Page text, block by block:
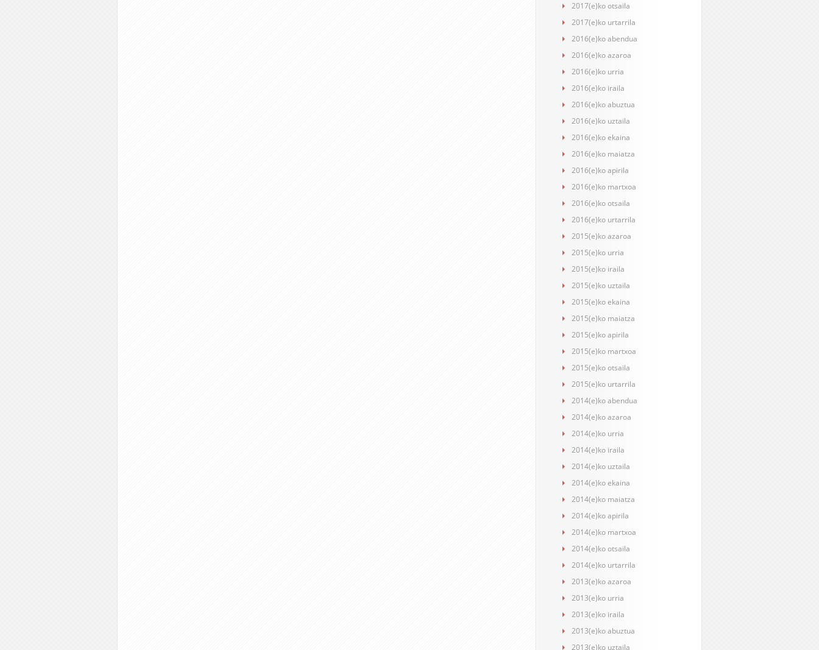
2017(e)ko otsaila
2017(e)ko urtarrila
2016(e)ko abendua
2016(e)ko azaroa
2016(e)ko urria
2016(e)ko iraila
2016(e)ko abuztua
2016(e)ko uztaila
2016(e)ko ekaina
2016(e)ko maiatza
2016(e)ko apirila
2016(e)ko martxoa
2016(e)ko otsaila
2016(e)ko urtarrila
2015(e)ko azaroa
2015(e)ko urria
2015(e)ko iraila
2015(e)ko uztaila
2015(e)ko ekaina
2015(e)ko maiatza
2015(e)ko apirila
2015(e)ko martxoa
2015(e)ko otsaila
2015(e)ko urtarrila
2014(e)ko abendua
2014(e)ko azaroa
2014(e)ko urria
2014(e)ko iraila
2014(e)ko uztaila
2014(e)ko ekaina
2014(e)ko maiatza
2014(e)ko apirila
2014(e)ko martxoa
2014(e)ko otsaila
2014(e)ko urtarrila
2013(e)ko azaroa
2013(e)ko urria
2013(e)ko iraila
2013(e)ko abuztua
2013(e)ko uztaila